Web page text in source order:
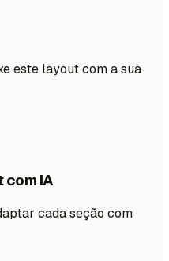
este layout com a sua
com IA
cada seção com